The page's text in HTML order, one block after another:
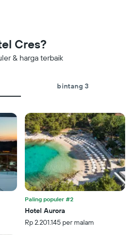
Cres?
& harga terbaik
bintang 3
Paling populer #2
Hotel Aurora
Rp 2.201.145 per malam